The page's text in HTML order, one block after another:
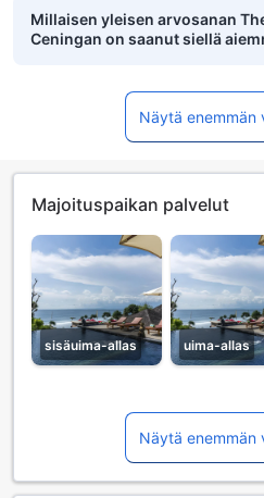
Millaisen yleisen arvosanan
Ceningan on saanut siellä
Näytä enemmän
Majoituspaikan palvelut
sisäuima-allas uima-allas
Näytä enemmän